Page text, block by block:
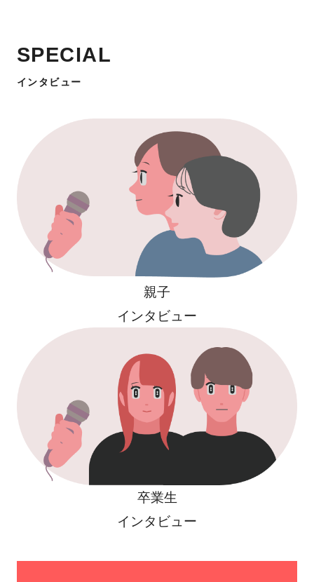
SPECIAL
インタビュー
親子
インタビュー
卒業生
インタビュー